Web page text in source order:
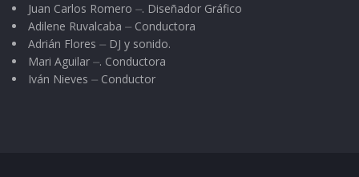
Juan Carlos Romero ⏤. Diseñador Gráfico
Adilene Ruvalcaba ⏤ Conductora
Adrián Flores ⏤ DJ y sonido.
Mari Aguilar ⏤. Conductora
Iván Nieves ⏤ Conductor